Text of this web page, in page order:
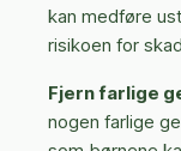
kan medføre
risikoen for
Fjern farlige
nogen farlige